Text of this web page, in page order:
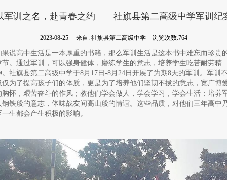
军训之名，赴青春之约——社旗县第二高级中学军训纪
2023-08-25 来自: 社旗县第二高级中学 浏览次数:764
果说高中生活是一本厚重的书籍，那么军训生活是这本书中难忘而珍贵
节。通过军训，可以强身健体，磨练学生的意志，培养学生吃苦耐劳精
。社旗县第二高级中学于8月17日-8月24日开展了为期8天的军训。军训
仅为了提高孩子们的体质，更是为了培养他们坚韧不拔的意志，宽广博
胸怀，艰苦奋斗的作风；教他们学会做人，学会学习，学会生活；培养
钢铁般的意志，体味战友间高山般的情谊。这些品质，对他们三年高中
一生都会产生积极的影响。